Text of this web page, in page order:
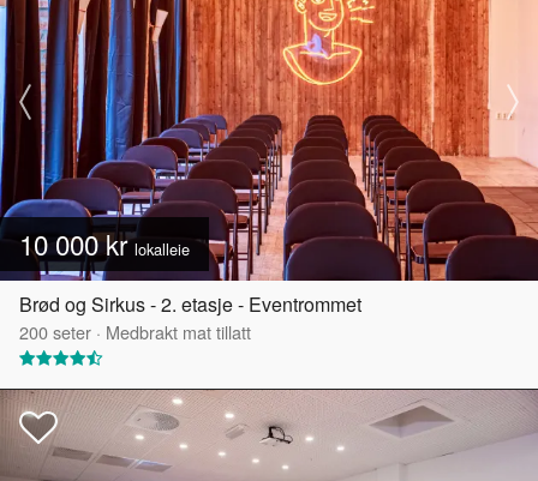
10 000 krlokalleie
Brød og Sirkus - 2. etasje - Eventrommet
200seter · Medbrakt mat tillatt